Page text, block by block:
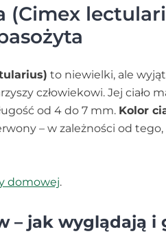
(Cimex
to niewielki, ale
człowiekowi. Jej ciało
od 4 do 7 mm. Kolor
– w zależności od tego,
domowej.
– jak wyglądają i